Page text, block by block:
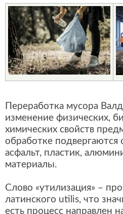
Переработка мусора
изменение физических,
химических свойств
обработке подвергаются
асфальт, пластик,
материалы.
Слово «утилизация» –
латинского utilis, что
есть процесс направлен